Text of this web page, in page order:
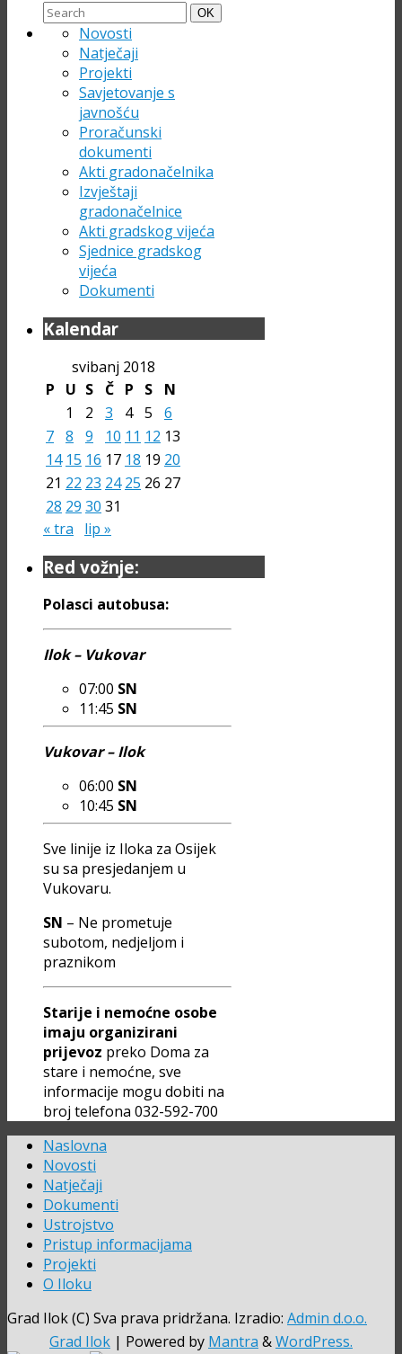
Search
for:
Search
OK
Novosti
Natječaji
Projekti
Savjetovanje s
javnošću
Proračunski
dokumenti
Akti gradonačelnika
Izvještaji
gradonačelnice
Akti gradskog vijeća
Sjednice gradskog
vijeća
Dokumenti
Kalendar
svibanj 2018
P
U S Č P S
N
1
2 3 4 5
6
7 8 9 10 11 12 13
14 15 16 17 18 19 20
21 22 23 24 25 26 27
28 29 30 31
« tra
lip »
Red vožnje:
Polasci autobusa:
Ilok – Vukovar
07:00 SN
11:45 SN
Vukovar – Ilok
06:00 SN
10:45 SN
Sve linije iz Iloka za Osijek
su sa presjedanjem u
Vukovaru.
SN – Ne prometuje
subotom, nedjeljom i
praznikom
Starije i nemoćne osobe
imaju organizirani
prijevoz preko Doma za
stare i nemoćne, sve
informacije mogu dobiti na
broj telefona 032-592-700
Naslovna
Novosti
Natječaji
Dokumenti
Ustrojstvo
Pristup informacijama
Projekti
O Iloku
Grad Ilok (C) Sva prava pridržana. Izradio: Admin d.o.o.
Grad Ilok | Powered by Mantra &WordPress.